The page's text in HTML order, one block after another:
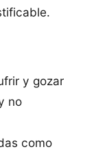
y gozar
no
como